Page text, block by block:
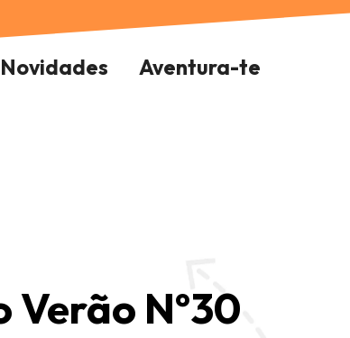
Novidades Aventura-te
Verão Nº30